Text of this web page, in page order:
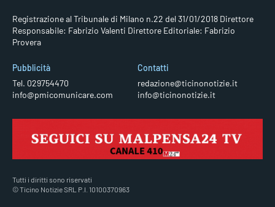
Registrazione al Tribunale di Milano n.22 del 31/01/2018 Direttore
Responsabile: Fabrizio Valenti Direttore Editoriale: Fabrizio
Provera
Pubblicità
Tel. 029754470
info@pmicomunicare.com
Contatti
redazione@ticinonotizie.it
info@ticinonotizie.it
Tutti i diritti sono riservati
© Ticino Notizie SRL P.I. 10100370963